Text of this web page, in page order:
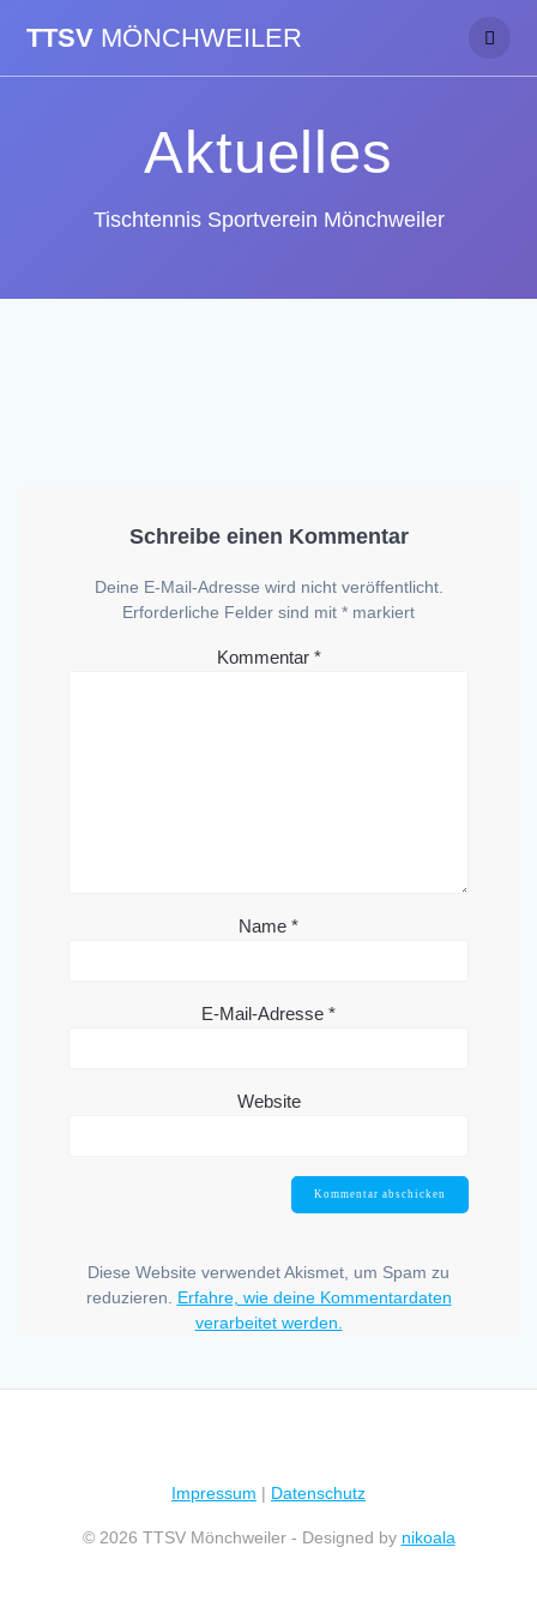
to
TTSV MÖNCHWEILER
Aktuelles
Tischtennis Sportverein Mönchweiler
Schreibe einen Kommentar
Deine E-Mail-Adresse wird nicht veröffentlicht.
Erforderliche Felder sind mit * markiert
Kommentar *
Name *
E-Mail-Adresse *
Website
Diese Website verwendet Akismet, um Spam zu
reduzieren. Erfahre, wie deine Kommentardaten
verarbeitet werden.
Impressum | Datenschutz
© 2026 TTSV Mönchweiler - Designed by nikoala